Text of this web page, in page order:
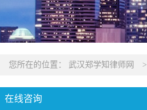
您所在的位置： 武汉郑学知律师网 >
在线咨询